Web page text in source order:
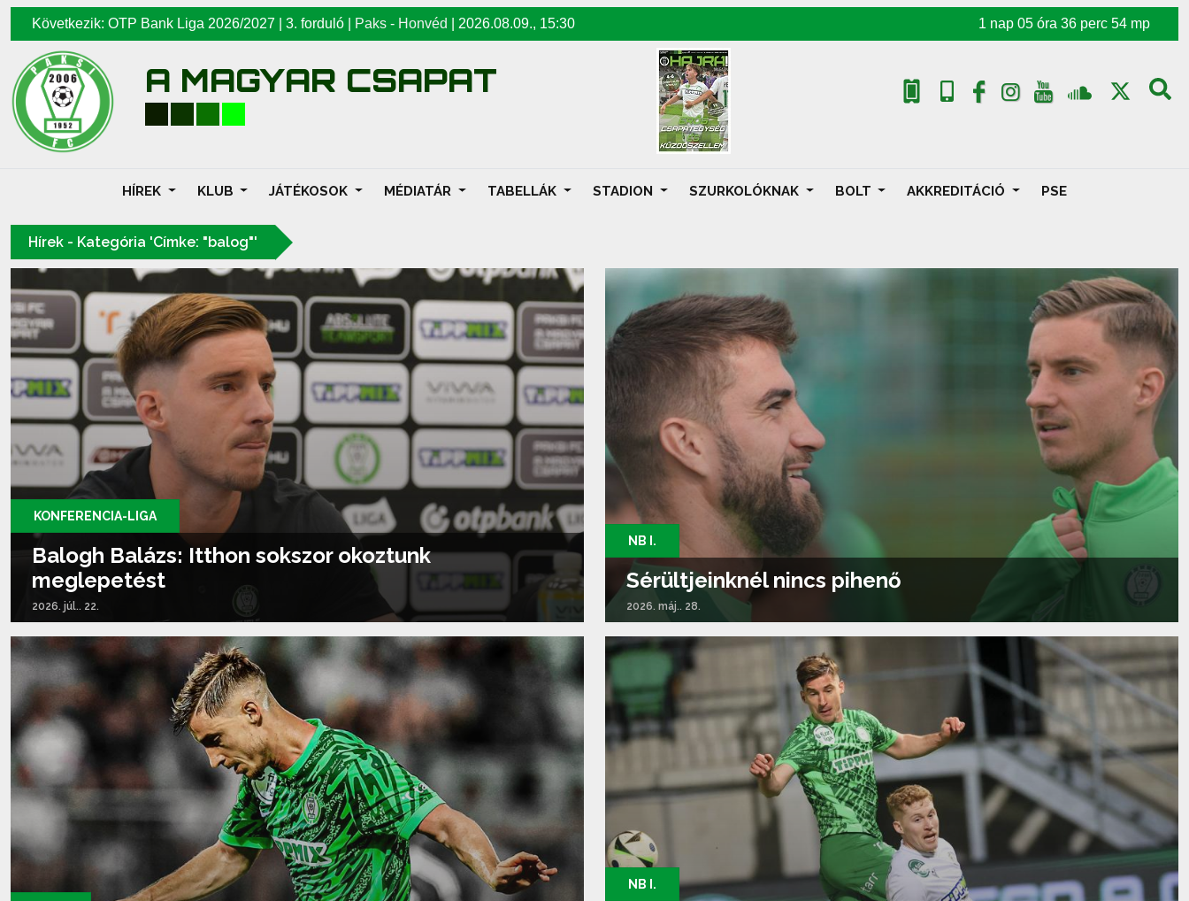
Következik: OTP Bank Liga 2026/2027 | 3. forduló | Paks - Honvéd 2026.08.09., 15:30 1 nap 05 óra 36 perc 52 mp
A MAGYAR CSAPAT
HÍREK KLUB JÁTÉKOSOK MÉDIATÁR TABELLÁK STADION SZURKOLÓKNAK BOLT AKKREDITÁCIÓ PSE
Hírek - Kategória 'Címke: "balog"'
KONFERENCIA-LIGA
Balogh Balázs: Itthon sokszor okoztunk
meglepetést
2026. júl.. 22.
Tovább olvasom...
NB I.
Sérültjeinknél nincs pihenő
2026. máj.. 28.
Tovább olvasom...
NB I.